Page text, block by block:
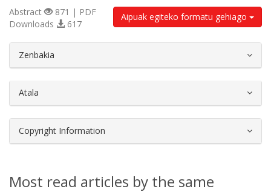
Aipuak egiteko formatu gehiago
Abstract
871 | PDF
Downloads
617
Zenbakia
Atala
Copyright Information
Most read articles by the same